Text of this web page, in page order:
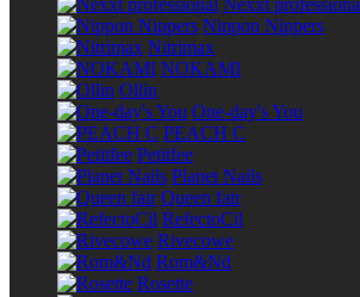
Nexxt professional
Nippon Nippers
Nitrimax
NOKAMI
Ollin
One-day's You
PEACH C
Petitfee
Planet Nails
Queen fair
RefectoCil
Rivecowe
Rom&Nd
Rosette